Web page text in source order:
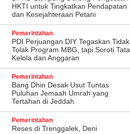
HKTI untuk Tingkatkan Pendapatan
dan Kesejahteraan Petani
Pemerintahan
PDI Perjuangan DIY Tegaskan Tidak
Tolak Program MBG, tapi Soroti Tata
Kelola dan Anggaran
Pemerintahan
Bang Dhin Desak Usut Tuntas
Puluhan Jemaah Umrah yang
Tertahan di Jeddah
Pemerintahan
​Reses di Trenggalek, Deni